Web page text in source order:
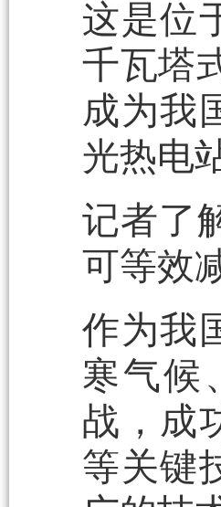
这是位
千瓦塔
成为我
光热电
记者了
可等效
作为我
寒气候
战，成
等关键